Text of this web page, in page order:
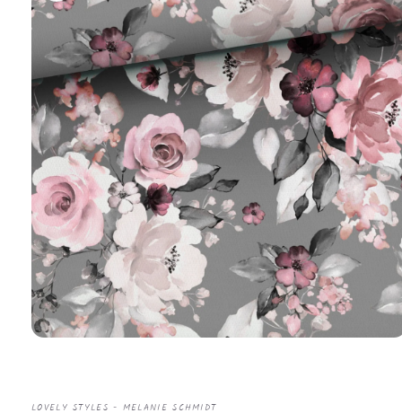
LOVELY STYLES - MELANIE SCHMIDT